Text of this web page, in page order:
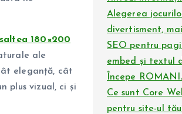
180×200
ale
eleganță, cât
plus vizual, ci și
Alegerea
divertisment,
SEO pentru
embed și textul
Începe
Ce sunt Core
pentru site-ul